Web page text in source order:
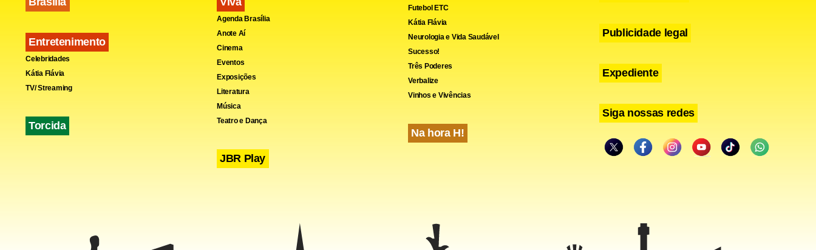
Facebook Telegram
Share
Entretenimento
Celebridades
Kátia Flávia
TV/ Streaming
Torcida
Agenda Brasília
Anote Aí
Cinema
Eventos
Exposições
Literatura
Música
Teatro e Dança
JBR Play
Futebol ETC
Kátia Flávia
Neurologia e Vida Saudável
Sucesso!
Três Poderes
Verbalize
Vinhos e Vivências
Na hora H!
Publicidade legal
Expediente
Siga nossas redes